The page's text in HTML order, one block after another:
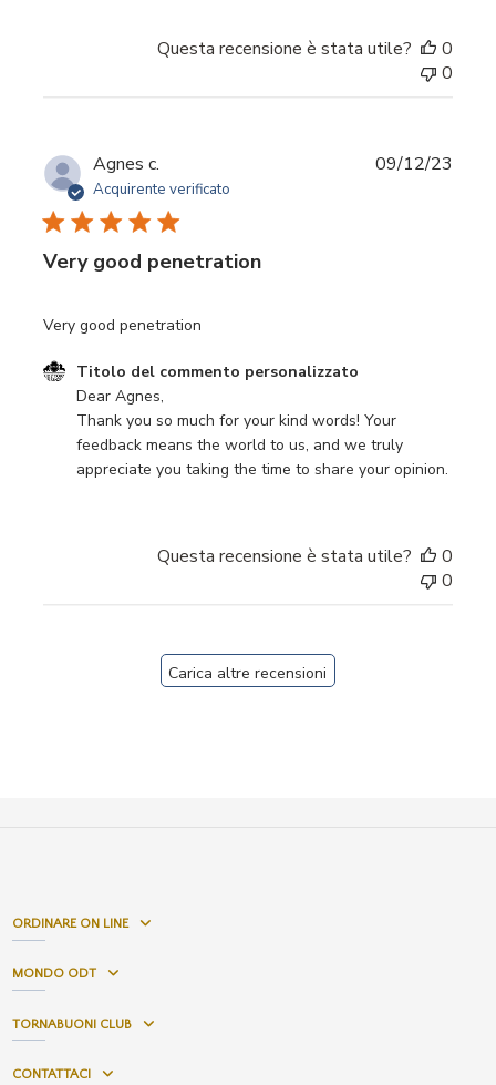
Questa recensione è stata utile?
0
0
Agnes c.
Acquirente verificato
Very good penetration
Very good penetration
Commenti del proprietario del negozio sulla recensione
Titolo del commento personalizzato
Dear Agnes,
Thank you so much for your kind words! Your
feedback means the world to us, and we truly
appreciate you taking the time to share your opinion.
09/12/23
Questa recensione è stata utile?
0
0
Carica altre recensioni
ORDINARE ON LINE
MONDO ODT
TORNABUONI CLUB
CONTATTACI